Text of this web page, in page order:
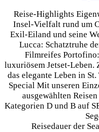
Reise-Highlights
Insel-Vielfalt rund um
Exil-Eiland und seine
Lucca: Schatztruhe
Filmreifes
luxuriösem Jetset-Leben.
das elegante Leben in
Special Mit unseren
ausgewählten
Kategorien D und B auf
Reisedauer der